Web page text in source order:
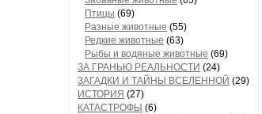
Птицы (69)
Разные животные (55)
Редкие животные (63)
Рыбы и водяные животные (69)
ЗА ГРАНЬЮ РЕАЛЬНОСТИ (24)
ЗАГАДКИ И ТАЙНЫ ВСЕЛЕННОЙ (29)
ИСТОРИЯ (27)
КАТАСТРОФЫ (6)